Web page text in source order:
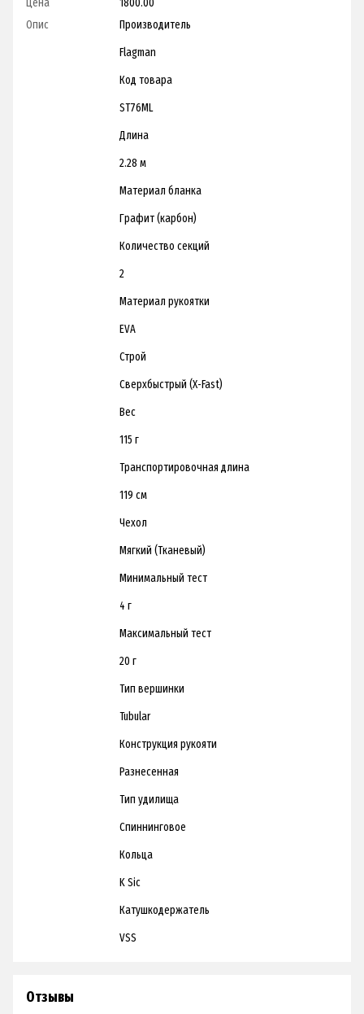
Опис
Производитель
Flagman
Код товара
ST76ML
Длина
2.28 м
Материал бланка
Графит (карбон)
Количество секций
2
Материал рукоятки
EVA
Строй
Сверхбыстрый (X-Fast)
Вес
115 г
Транспортировочная длина
119 см
Чехол
Мягкий (Тканевый)
Минимальный тест
4 г
Максимальный тест
20 г
Тип вершинки
Tubular
Конструкция рукояти
Разнесенная
Тип удилища
Спиннинговое
Кольца
K Sic
Катушкодержатель
VSS
Отзывы